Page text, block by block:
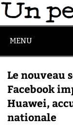
MENU
Le nouveau
Facebook
Huawei,
nationale